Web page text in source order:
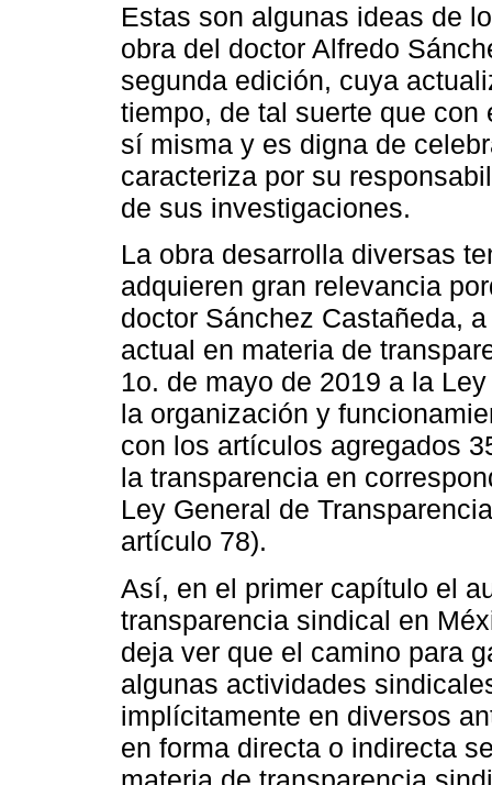
Estas son algunas ideas de
obra del doctor Alfredo
segunda edición, cuya
tiempo, de tal suerte que
sí misma y es digna de
caracteriza por su
de sus investigaciones.
La obra desarrolla diversas
adquieren gran relevancia
doctor Sánchez Castañeda,
actual en materia de
1o. de mayo de 2019 a la
la organización y
con los artículos agregados
la transparencia en
Ley General de
artículo 78).
Así, en el primer capítulo el
transparencia sindical en
deja ver que el camino para
algunas actividades
implícitamente en diversos
en forma directa o indirecta